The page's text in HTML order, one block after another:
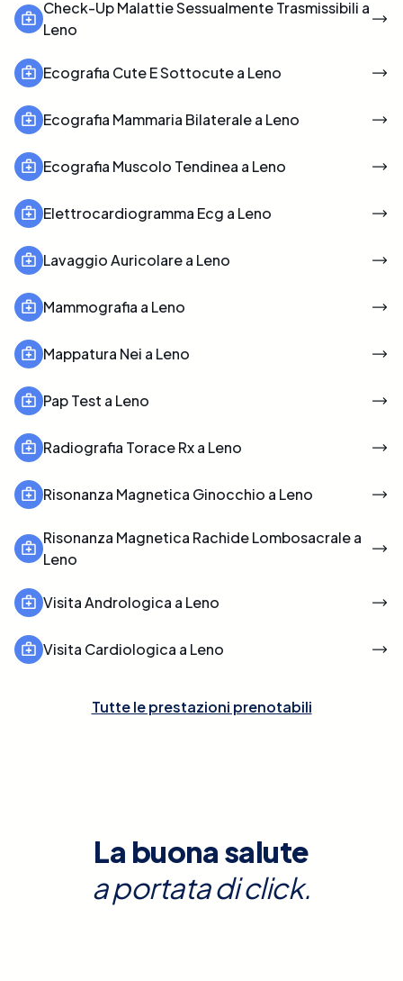
Check-Up Malattie Sessualmente Trasmissibili a
Leno
Ecografia Cute E Sottocute a Leno
Ecografia Mammaria Bilaterale a Leno
Ecografia Muscolo Tendinea a Leno
Elettrocardiogramma Ecg a Leno
Lavaggio Auricolare a Leno
Mammografia a Leno
Mappatura Nei a Leno
Pap Test a Leno
Radiografia Torace Rx a Leno
Risonanza Magnetica Ginocchio a Leno
Risonanza Magnetica Rachide Lombosacrale a
Leno
Visita Andrologica a Leno
Visita Cardiologica a Leno
Tutte le prestazioni prenotabili
La buona salute
a portata di click.